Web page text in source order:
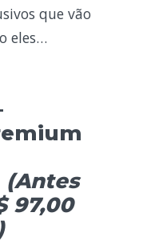
que vão
eles…
(Antes
97,00